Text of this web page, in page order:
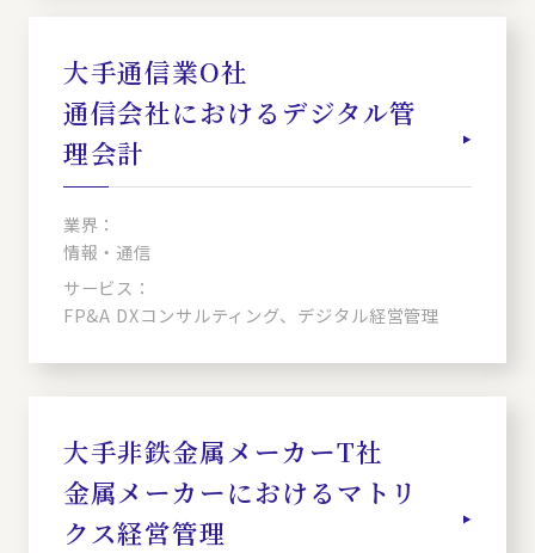
大手通信業O社
通信会社におけるデジタル管
理会計
業界：
情報・通信
サービス：
FP&A DXコンサルティング、デジタル経営管理
大手非鉄金属メーカーT社
金属メーカーにおけるマトリ
クス経営管理